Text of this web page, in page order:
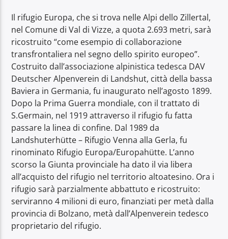
Il rifugio Europa, che si trova nelle Alpi dello Zillertal,
nel Comune di Val di Vizze, a quota 2.693 metri, sarà
ricostruito “come esempio di collaborazione
transfrontaliera nel segno dello spirito europeo”.
Costruito dall’associazione alpinistica tedesca DAV
Deutscher Alpenverein di Landshut, città della bassa
Baviera in Germania, fu inaugurato nell’agosto 1899.
Dopo la Prima Guerra mondiale, con il trattato di
S.Germain, nel 1919 attraverso il rifugio fu fatta
passare la linea di confine. Dal 1989 da
Landshuterhütte – Rifugio Venna alla Gerla, fu
rinominato Rifugio Europa/Europahütte. L’anno
scorso la Giunta provinciale ha dato il via libera
all’acquisto del rifugio nel territorio altoatesino. Ora i
rifugio sarà parzialmente abbattuto e ricostruito:
serviranno 4 milioni di euro, finanziati per metà dalla
provincia di Bolzano, metà dall’Alpenverein tedesco
proprietario del rifugio.